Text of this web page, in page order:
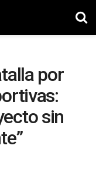
por
sin